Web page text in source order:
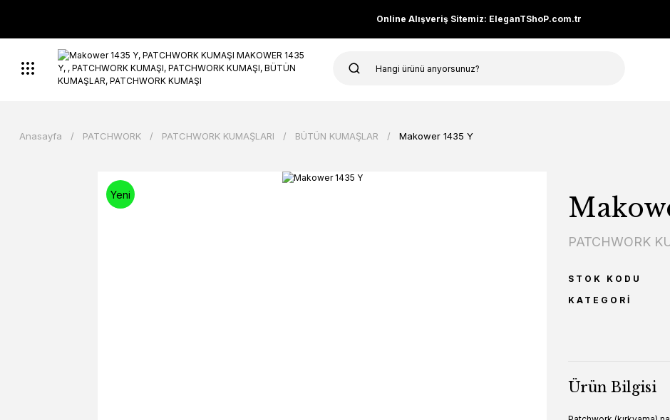
Online Alışveriş Sitemiz: EleganTShoP.com.tr
Anasayfa PATCHWORK PATCHWORK KUMAŞLARI BÜTÜN KUMAŞLAR Makower 1435 Y
Yeni
PATCHWORK
STOK KODU
KATEGORI
Ürün Bilgisi